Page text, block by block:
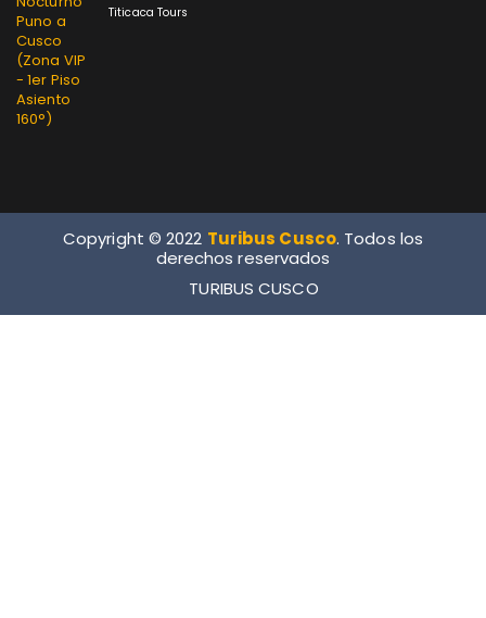
Titicaca Tours
Copyright © 2022 Turibus Cusco. Todos los
derechos reservados
TURIBUS CUSCO